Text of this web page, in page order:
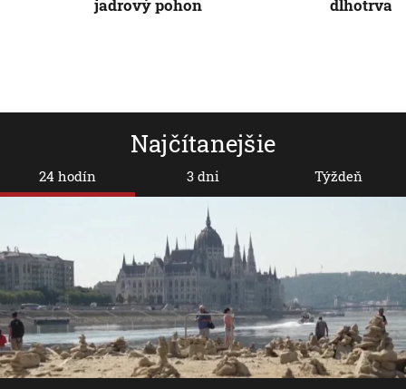
Najčítanejšie
24 hodín 3 dni Týždeň
jadrový pohon